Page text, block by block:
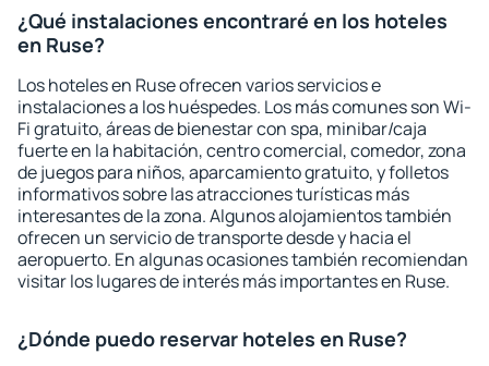
¿Qué instalaciones encontraré en los hoteles
en Ruse?
Los hoteles en Ruse ofrecen varios servicios e
instalaciones a los huéspedes. Los más comunes son Wi-
Fi gratuito, áreas de bienestar con spa, minibar/caja
fuerte en la habitación, centro comercial, comedor, zona
de juegos para niños, aparcamiento gratuito, y folletos
informativos sobre las atracciones turísticas más
interesantes de la zona. Algunos alojamientos también
ofrecen un servicio de transporte desde y hacia el
aeropuerto. En algunas ocasiones también recomiendan
visitar los lugares de interés más importantes en Ruse.
¿Dónde puedo reservar hoteles en Ruse?